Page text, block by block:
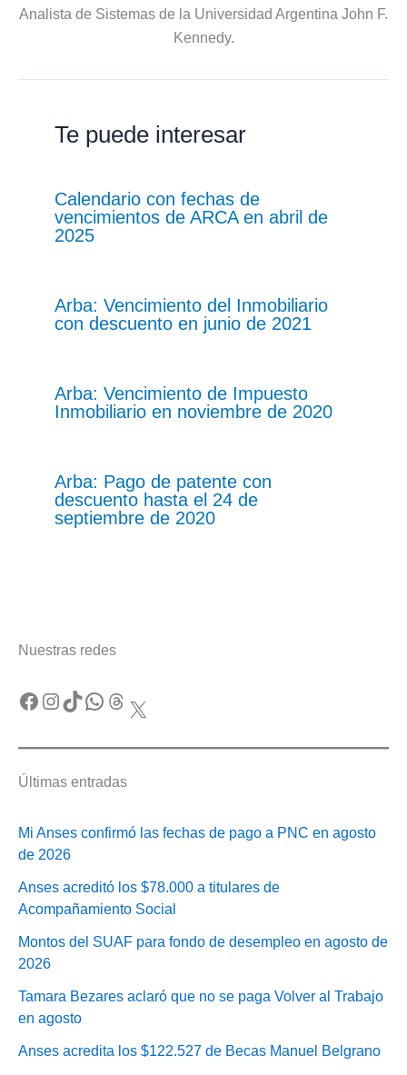
Analista de Sistemas de la Universidad Argentina John F.
Kennedy.
Te puede interesar
Calendario con fechas de
vencimientos de ARCA en abril de
2025
Arba: Vencimiento del Inmobiliario
con descuento en junio de 2021
Arba: Vencimiento de Impuesto
Inmobiliario en noviembre de 2020
Arba: Pago de patente con
descuento hasta el 24 de
septiembre de 2020
Nuestras redes
Facebook Instagram TikTok WhatsApp Threads X
Últimas entradas
Mi Anses confirmó las fechas de pago a PNC en agosto
de 2026
Anses acreditó los $78.000 a titulares de
Acompañamiento Social
Montos del SUAF para fondo de desempleo en agosto de
2026
Tamara Bezares aclaró que no se paga Volver al Trabajo
en agosto
Anses acredita los $122.527 de Becas Manuel Belgrano